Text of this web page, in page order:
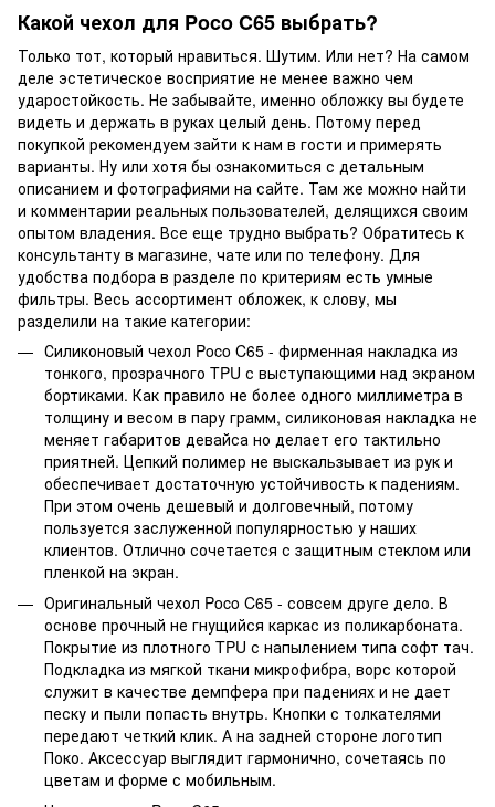
Какой чехол для Poco C65 выбрать?
Только тот, который нравиться. Шутим. Или нет? На самом
деле эстетическое восприятие не менее важно чем
ударостойкость. Не забывайте, именно обложку вы будете
видеть и держать в руках целый день. Потому перед
покупкой рекомендуем зайти к нам в гости и примерять
варианты. Ну или хотя бы ознакомиться с детальным
описанием и фотографиями на сайте. Там же можно найти
и комментарии реальных пользователей, делящихся своим
опытом владения. Все еще трудно выбрать? Обратитесь к
консультанту в магазине, чате или по телефону. Для
удобства подбора в разделе по критериям есть умные
фильтры. Весь ассортимент обложек, к слову, мы
разделили на такие категории:
Силиконовый чехол Poco C65 - фирменная накладка из
тонкого, прозрачного TPU с выступающими над экраном
бортиками. Как правило не более одного миллиметра в
толщину и весом в пару грамм, силиконовая накладка не
меняет габаритов девайса но делает его тактильно
приятней. Цепкий полимер не выскальзывает из рук и
обеспечивает достаточную устойчивость к падениям.
При этом очень дешевый и долговечный, потому
пользуется заслуженной популярностью у наших
клиентов. Отлично сочетается с защитным стеклом или
пленкой на экран.
Оригинальный чехол Poco C65 - совсем друге дело. В
основе прочный не гнущийся каркас из поликарбоната.
Покрытие из плотного TPU с напылением типа софт тач.
Подкладка из мягкой ткани микрофибра, ворс которой
служит в качестве демпфера при падениях и не дает
песку и пыли попасть внутрь. Кнопки с толкателями
передают четкий клик. А на задней стороне логотип
Поко. Аксессуар выглядит гармонично, сочетаясь по
цветам и форме с мобильным.